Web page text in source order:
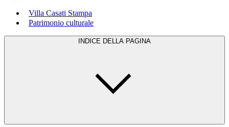
Villa Casati Stampa
Patrimonio culturale
INDICE DELLA PAGINA